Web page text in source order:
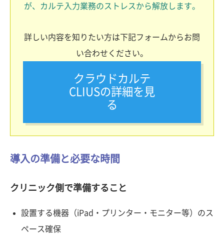
が、カルテ入力業務のストレスから解放します。
詳しい内容を知りたい方は下記フォームからお問
い合わせください。
クラウドカルテ
CLIUSの詳細を見
る
導入の準備と必要な時間
クリニック側で準備すること
設置する機器（iPad・プリンター・モニター等）のス
ペース確保